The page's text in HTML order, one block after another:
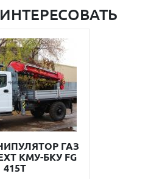
ГАЗ
КМУ-БКУ FG
415T